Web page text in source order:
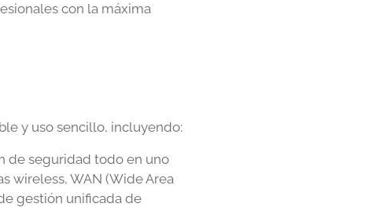
con la máxima
y uso sencillo, incluyendo:
de seguridad todo en uno
wireless, WAN (Wide Area
gestión unificada de